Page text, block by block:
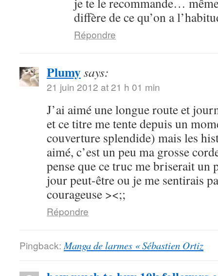
diffère de ce qu’on a
Répondre
Plumysays:
21 juin 2012 at 21 h 01 min
J’ai aimé une longue route et
et ce titre me tente depuis un
couverture splendide) mais les
aimé, c’est un peu ma grosse
pense que ce truc me briserait un
jour peut-être ou je me sentirais
courageuse ><;;
Répondre
Pingback: Manga de larmes « Sébastien Ortiz